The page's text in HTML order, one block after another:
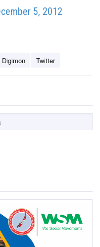
5, 2012
Digimon Twitter